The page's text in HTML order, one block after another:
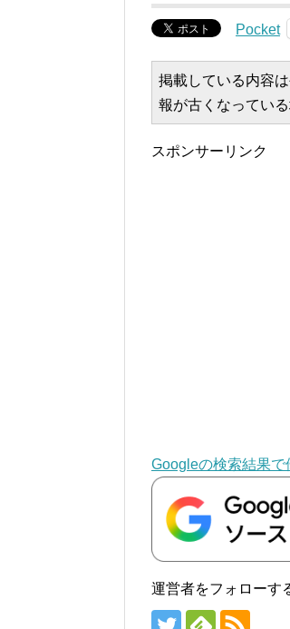
Pocket
掲載している内容
報が古くなってい
スポンサーリンク
Googleの検索結果で
運営者をフォローす